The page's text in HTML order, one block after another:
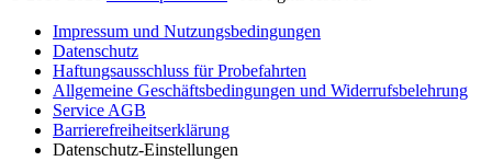
Impressum und Nutzungsbedingungen
Datenschutz
Haftungsausschluss für Probefahrten
Allgemeine Geschäftsbedingungen und Widerrufsbelehrung
Service AGB
Barrierefreiheitserklärung
Datenschutz-Einstellungen